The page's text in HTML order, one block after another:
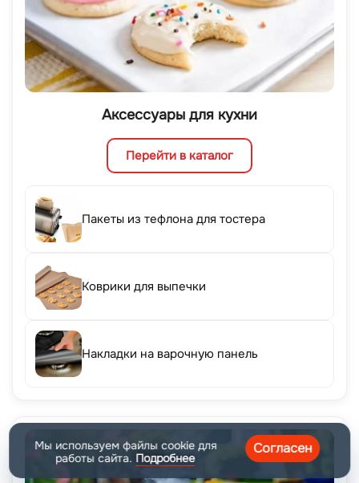
Аксессуары для кухни
Перейти в каталог
Пакеты из тефлона для тостера
Коврики для выпечки
Накладки на варочную панель
Мы используем файлы cookie для
работы сайта. Подробнее
Согласен